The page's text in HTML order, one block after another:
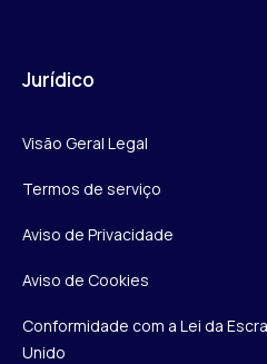
Jurídico
Visão Geral Legal
Termos de serviço
Aviso de Privacidade
Aviso de Cookies
Conformidade com a Lei da
Unido